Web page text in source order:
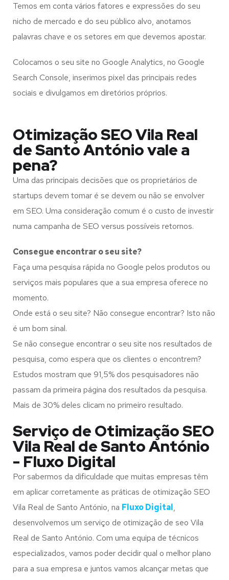
Temos em conta vários fatores e expressões do seu
nicho de mercado e do seu público alvo, anotamos
palavras chave e os setores em que devemos apostar.
Colocamos o seu site no Google Analytics, no Google
Search Console, inserimos pixel das principais redes
sociais e divulgamos em diretórios próprios.
Otimização SEO Vila Real
de Santo António vale a
pena?
Uma das principais decisões que os proprietários de
startups devem tomar é se devem ou não se envolver
em SEO. Uma consideração comum é o custo de investir
numa campanha de SEO versus possíveis retornos.
Consegue encontrar o seu site?
Faça uma pesquisa rápida no Google pelos produtos ou
serviços mais populares que a sua empresa oferece no
momento.
Onde está o seu site? Não consegue encontrar? Isto não
é um bom sinal.
Se não consegue encontrar o seu site nos resultados de
pesquisa, como espera que os clientes o encontrem?
Estudos mostram que 91,5% dos pesquisadores não
passam da primeira página dos resultados da pesquisa.
Mais de 30% deles clicam no primeiro resultado.
Serviço de Otimização SEO
Vila Real de Santo António
- Fluxo Digital
Por sabermos da dificuldade que muitas empresas têm
em aplicar corretamente as práticas de otimização SEO
Vila Real de Santo António, na Fluxo Digital,
desenvolvemos um serviço de otimização de seo Vila
Real de Santo António. Com uma equipa de técnicos
especializados, vamos poder decidir qual o melhor plano
para a sua empresa e juntos vamos alcançar metas que